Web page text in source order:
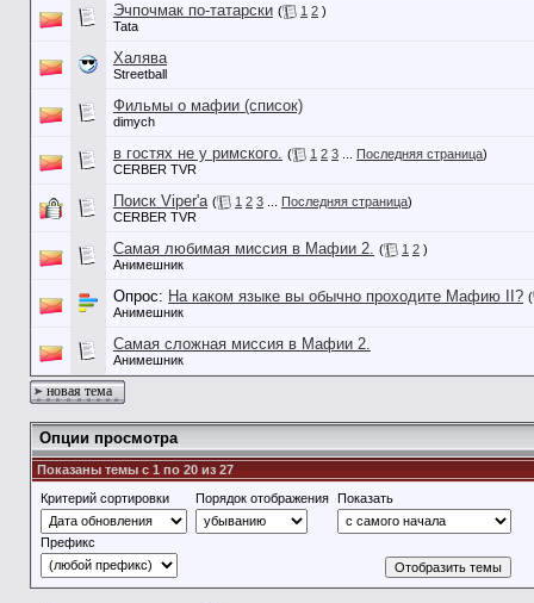
Эчпочмак по-татарски ( 1 2 )
Tata
Халява
Streetball
Фильмы о мафии (список)
dimych
в гостях не у римского. ( 1 2 3 Последняя страница)
CERBER TVR
Поиск Viper'a ( 1 2 3 Последняя страница)
CERBER TVR
Самая любимая миссия в Мафии 2. ( 1 2 )
Анимешник
Опрос: На каком языке вы обычно проходите Мафию II? (
Анимешник
Самая сложная миссия в Мафии 2.
Анимешник
новая тема
Опции просмотра
Показаны темы с 1 по 20 из 27
Критерий сортировки
Порядок отображения Показать
Префикс